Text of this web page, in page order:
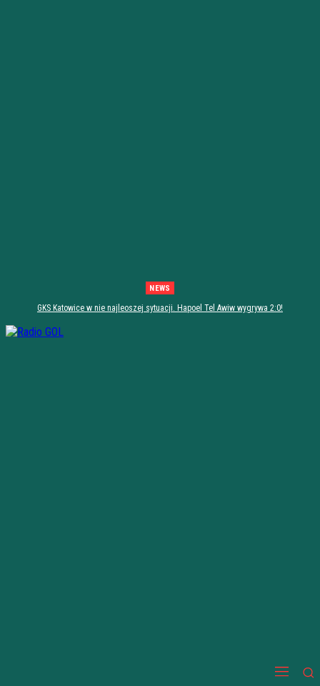
NEWS
GKS Katowice w nie najleoszej sytuacji. Hapoel Tel Awiw wygrywa 2:0!